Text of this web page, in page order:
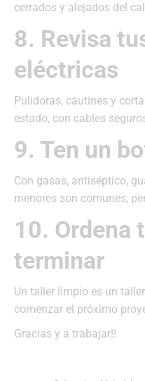
cerrados y alejados del
8. Revisa
eléctricas
Pulidoras, cautines y
estado, con cables
9. Ten un
Con gasas, antiséptico,
menores son comunes,
10. Ordena
terminar
Un taller limpio es un
comenzar el próximo
Gracias y a trabajar!!